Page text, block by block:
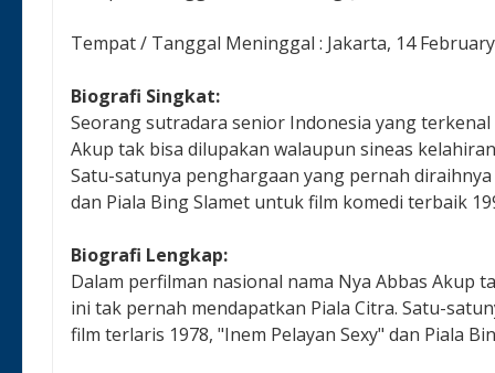
Tempat / Tanggal Meninggal : Jakarta, 14
Biografi Singkat:
Seorang sutradara senior Indonesia yang
Akup tak bisa dilupakan walaupun sineas
Satu-satunya penghargaan yang pernah
dan Piala Bing Slamet untuk film komedi terbaik
Biografi Lengkap:
Dalam perfilman nasional nama Nya Abbas Akup
ini tak pernah mendapatkan Piala Citra. Satu-
film terlaris 1978, "Inem Pelayan Sexy" dan Piala